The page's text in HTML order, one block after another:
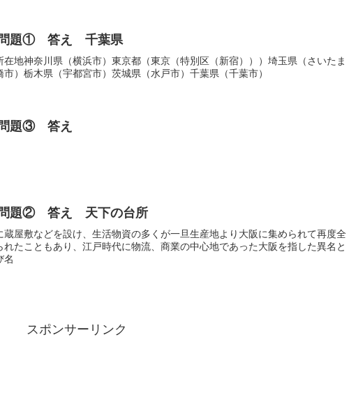
問題① 答え 千葉県
在地神奈川県（横浜市）東京都（東京（特別区（新宿）））埼玉県（さいたま
）栃木県（宇都宮市）茨城県（水戸市）千葉県（千葉市）
題③ 答え
問題② 答え 天下の台所
蔵屋敷などを設け、生活物資の多くが一旦生産地より大阪に集められて再度全
れたこともあり、江戸時代に物流、商業の中心地であった大阪を指した異名と
名
スポンサーリンク